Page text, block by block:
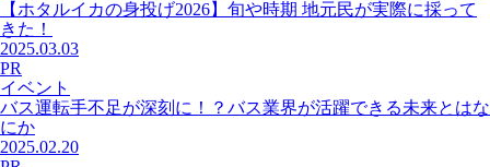
【ホタルイカの身投げ2026】旬や時期 地元民が実際に採って
きた！
2025.03.03
PR
イベント
バス運転手不足が深刻に！？バス業界が活躍できる未来とはな
にか
2025.02.20